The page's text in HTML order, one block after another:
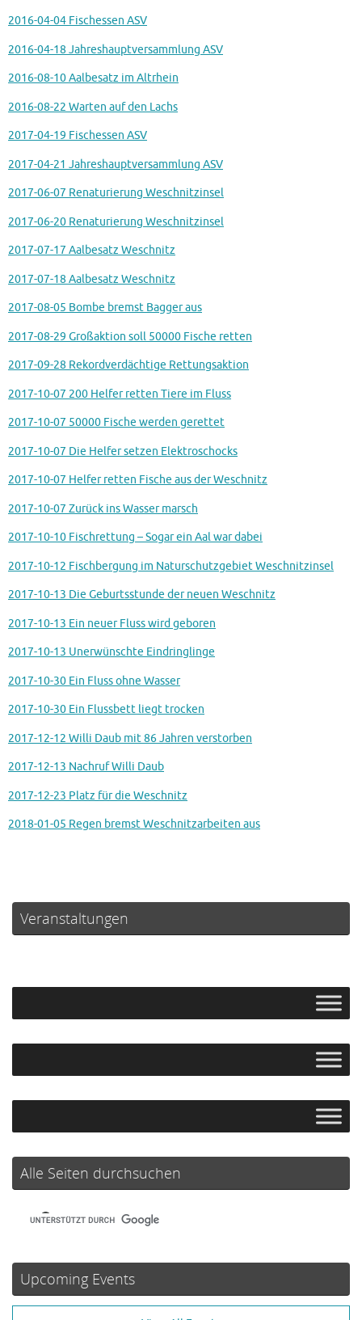
2016-04-04 Fischessen ASV
2016-04-18 Jahreshauptversammlung ASV
2016-08-10 Aalbesatz im Altrhein
2016-08-22 Warten auf den Lachs
2017-04-19 Fischessen ASV
2017-04-21 Jahreshauptversammlung ASV
2017-06-07 Renaturierung Weschnitzinsel
2017-06-20 Renaturierung Weschnitzinsel
2017-07-17 Aalbesatz Weschnitz
2017-07-18 Aalbesatz Weschnitz
2017-08-05 Bombe bremst Bagger aus
2017-08-29 Großaktion soll 50000 Fische retten
2017-09-28 Rekordverdächtige Rettungsaktion
2017-10-07 200 Helfer retten Tiere im Fluss
2017-10-07 50000 Fische werden gerettet
2017-10-07 Die Helfer setzen Elektroschocks
2017-10-07 Helfer retten Fische aus der Weschnitz
2017-10-07 Zurück ins Wasser marsch
2017-10-10 Fischrettung – Sogar ein Aal war dabei
2017-10-12 Fischbergung im Naturschutzgebiet Weschnitzinsel
2017-10-13 Die Geburtsstunde der neuen Weschnitz
2017-10-13 Ein neuer Fluss wird geboren
2017-10-13 Unerwünschte Eindringlinge
2017-10-30 Ein Fluss ohne Wasser
2017-10-30 Ein Flussbett liegt trocken
2017-12-12 Willi Daub mit 86 Jahren verstorben
2017-12-13 Nachruf Willi Daub
2017-12-23 Platz für die Weschnitz
2018-01-05 Regen bremst Weschnitzarbeiten aus
Veranstaltungen
Alle Seiten durchsuchen
Upcoming Events